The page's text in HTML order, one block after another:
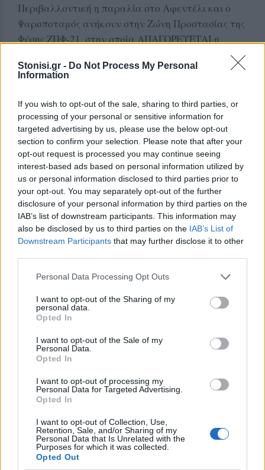
Stonisi.gr - Do Not Process My Personal
Information
If you wish to opt-out of the sale, sharing to third parties, or
processing of your personal or sensitive information for
targeted advertising by us, please use the below opt-out
section to confirm your selection. Please note that after your
opt-out request is processed you may continue seeing
interest-based ads based on personal information utilized by
us or personal information disclosed to third parties prior to
your opt-out. You may separately opt-out of the further
disclosure of your personal information by third parties on the
IAB’s list of downstream participants. This information may
also be disclosed by us to third parties on the IAB’s List of
Downstream Participants that may further disclose it to other
Personal Data Processing Opt Outs
I want to opt-out of the Sharing of my
personal data.
Opted In
I want to opt-out of the Sale of my
Personal Data.
Opted In
I want to opt-out of processing my
Personal Data for Targeted Advertising.
Opted In
I want to opt-out of Collection, Use,
Retention, Sale, and/or Sharing of my
Personal Data that Is Unrelated with the
Purposes for which it was collected.
Opted Out
Περιβαλλοντική η παραλία στο Αφεντέλι και ο
Ψαροποταμός ανήκουν στην Ζώνη Προστασίας της
Φύσης ΖΠΦ-21, στην οποία ΑΠΑΓΟΡΕΥΕΤΑΙ η
Δόμηση. Την ίδια στιγμή οι Δήμοι προχωράνε τα
Τοπικά Πολεοδομικά Σχέδια. Στην ενημερωτική
μάθαμε ότι τα ΤΠΣ οφείλουν να ενσωματώσουν
τις οδηγίες των Περιβαλλοντικών Μελετών Natura.
Ρωτάμε λοιπόν δημόσια. Τι σκοπεύει να κάνει η
Δημοτική Αρχή;
ΔΙΑΦΗΜΙΣΗ
Δικαιολογίες δεν υπάρχουν. Όλα είναι πια